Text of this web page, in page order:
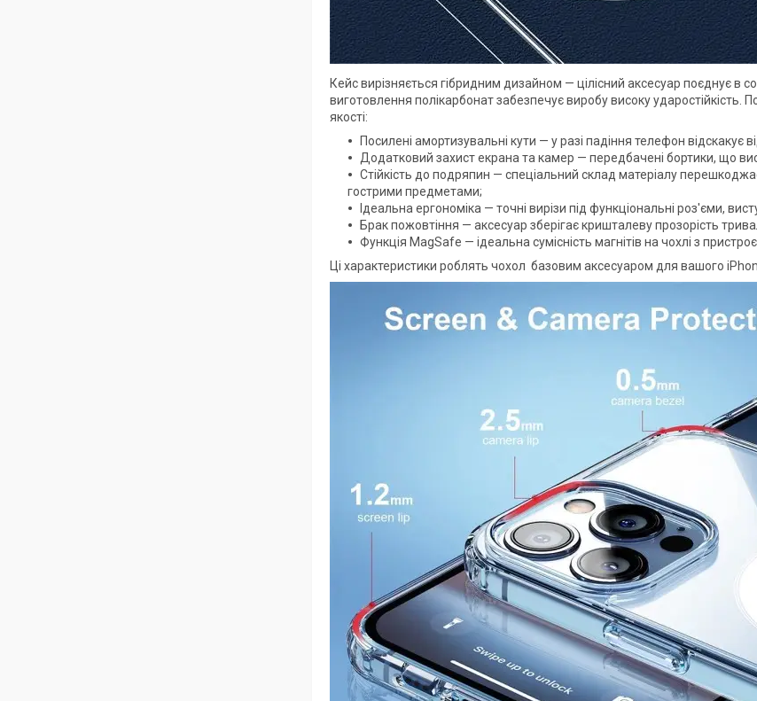
Кейс вирізняється гібридним дизайном — цілісний аксесуар поєднує в
виготовлення полікарбонат забезпечує виробу високу ударостійкість.
якості:
Посилені амортизувальні кути — у разі падіння телефон відскакує
Додатковий захист екрана та камер — передбачені бортики, що
Стійкість до подряпин — спеціальний склад матеріалу
гострими предметами;
Ідеальна ергономіка — точні вирізи під функціональні роз'єми,
Брак пожовтіння — аксесуар зберігає кришталеву прозорість
Функція MagSafe — ідеальна сумісність магнітів на чохлі з
Ці характеристики роблять чохол базовим аксесуаром для вашого